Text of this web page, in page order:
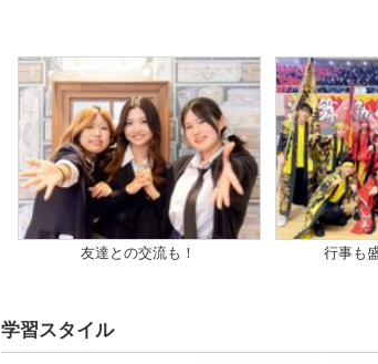
友達との交流も！ 行事も
学習スタイル